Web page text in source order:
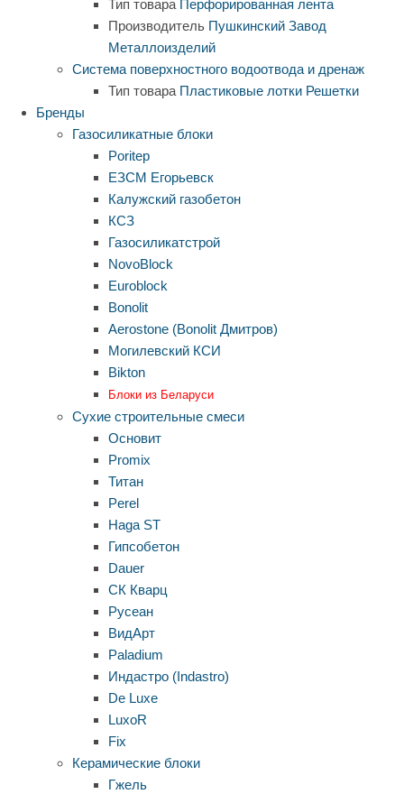
Тип товара Перфорированная лента
Производитель Пушкинский Завод
Металлоизделий
Система поверхностного водоотвода и дренаж
Тип товара Пластиковые лотки Решетки
Бренды
Газосиликатные блоки
Poritep
ЕЗСМ Егорьевск
Калужский газобетон
КСЗ
Газосиликатстрой
NovoBlock
Euroblock
Bonolit
Aerostone (Bonolit Дмитров)
Могилевский КСИ
Bikton
Блоки из Беларуси
Сухие строительные смеси
Основит
Promix
Титан
Perel
Haga ST
Гипсобетон
Dauer
СК Кварц
Русеан
ВидАрт
Paladium
Индастро (Indastro)
De Luxe
LuxoR
Fix
Керамические блоки
Гжель